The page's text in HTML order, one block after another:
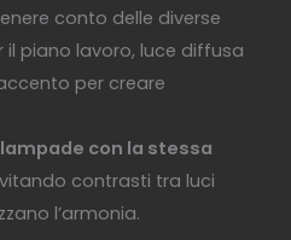
conto delle diverse
il piano lavoro, luce diffusa
per creare
lampade con la stessa
contrasti tra luci
l’armonia.